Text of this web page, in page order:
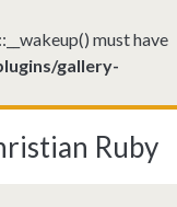
must have
gallery-
Ruby